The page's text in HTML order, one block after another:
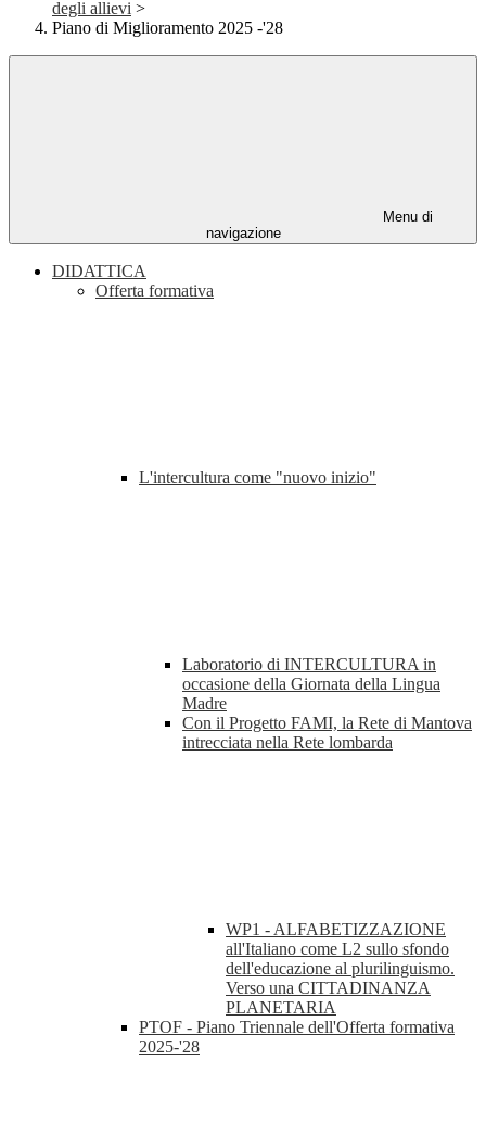
degli allievi >
Piano di Miglioramento 2025 -'28
Menu di
navigazione
DIDATTICA
Offerta formativa
L'intercultura come "nuovo inizio"
Laboratorio di INTERCULTURA in
occasione della Giornata della Lingua
Madre
Con il Progetto FAMI, la Rete di Mantova
intrecciata nella Rete lombarda
WP1 - ALFABETIZZAZIONE
all'Italiano come L2 sullo sfondo
dell'educazione al plurilinguismo.
Verso una CITTADINANZA
PLANETARIA
PTOF - Piano Triennale dell'Offerta formativa
2025-'28